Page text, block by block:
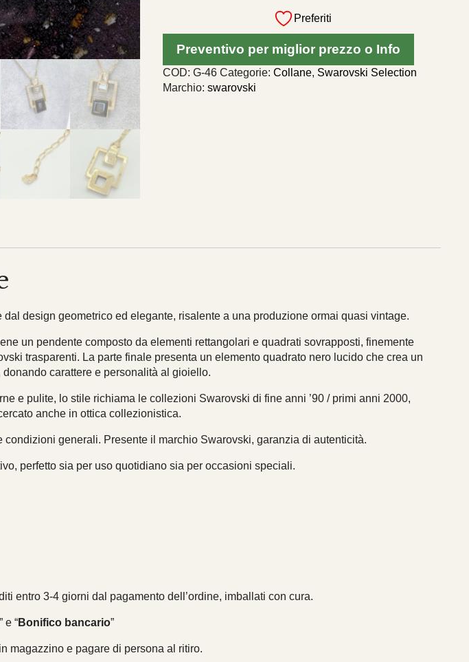
design
geometrico
quantità
Preferiti
Preventivo per miglior prezzo o Info
COD:G-46 Categorie:Collane, Swarovski Selection
Marchio:swarovski
dal design geometrico ed elegante, risalente a una produzione ormai quasi vintage.
un pendente composto da elementi rettangolari e quadrati sovrapposti, finemente
trasparenti. La parte finale presenta un elemento quadrato nero lucido che crea un
carattere e personalità al gioiello.
e pulite, lo stile richiama le collezioni Swarovski di fine anni ’90 / primi anni 2000,
anche in ottica collezionistica.
condizioni generali. Presente il marchio Swarovski, garanzia di autenticità.
perfetto sia per uso quotidiano sia per occasioni speciali.
entro 3-4 giorni dal pagamento dell’ordine, imballati con cura.
” e “Bonifico bancario”
magazzino e pagare di persona al ritiro.